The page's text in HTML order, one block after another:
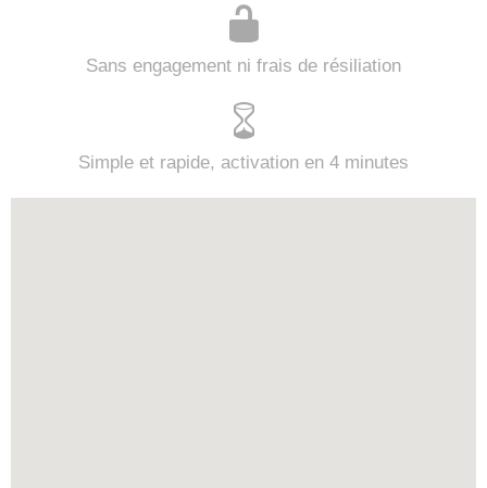
Sans engagement ni frais de résiliation
Simple et rapide, activation en 4 minutes